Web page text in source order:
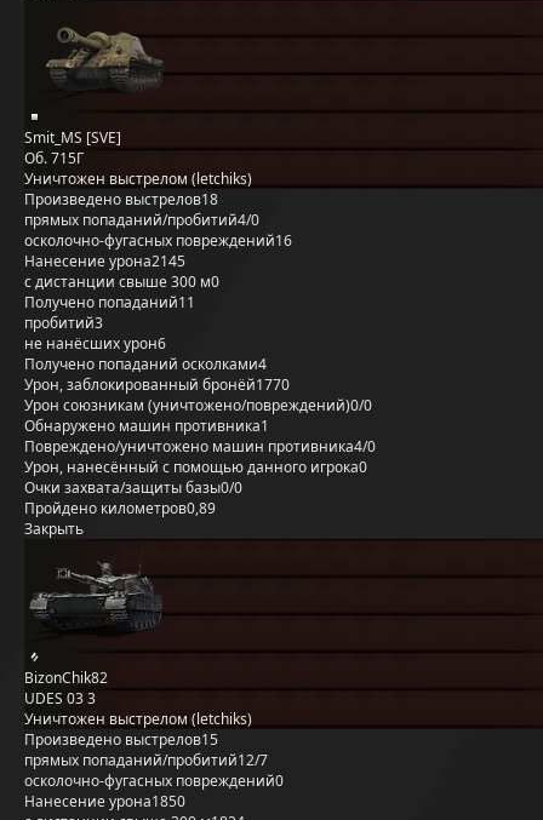
Smit_MS [SVE]
Об. 715Г
Уничтожен выстрелом (letchiks)
Произведено выстрелов18
прямых попаданий/пробитий4/0
осколочно-фугасных повреждений16
Нанесение урона2145
с дистанции свыше 300 м0
Получено попаданий11
пробитий3
не нанёсших урон6
Получено попаданий осколками4
Урон, заблокированный бронёй1770
Урон союзникам (уничтожено/повреждений)0/0
Обнаружено машин противника1
Повреждено/уничтожено машин противника4/0
Урон, нанесённый с помощью данного игрока0
Очки захвата/защиты базы0/0
Пройдено километров0,89
Закрыть
BizonChik82
UDES 03 3
Уничтожен выстрелом (letchiks)
Произведено выстрелов15
прямых попаданий/пробитий12/7
осколочно-фугасных повреждений0
Нанесение урона1850